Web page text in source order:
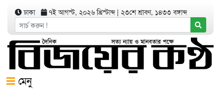
ঢাকা ৭ই আগস্ট, ২০২৬ খ্রিস্টাব্দ| ২৩শে শ্রাবণ, ১৪৩৩ বঙ্গাব্দ
মেনু